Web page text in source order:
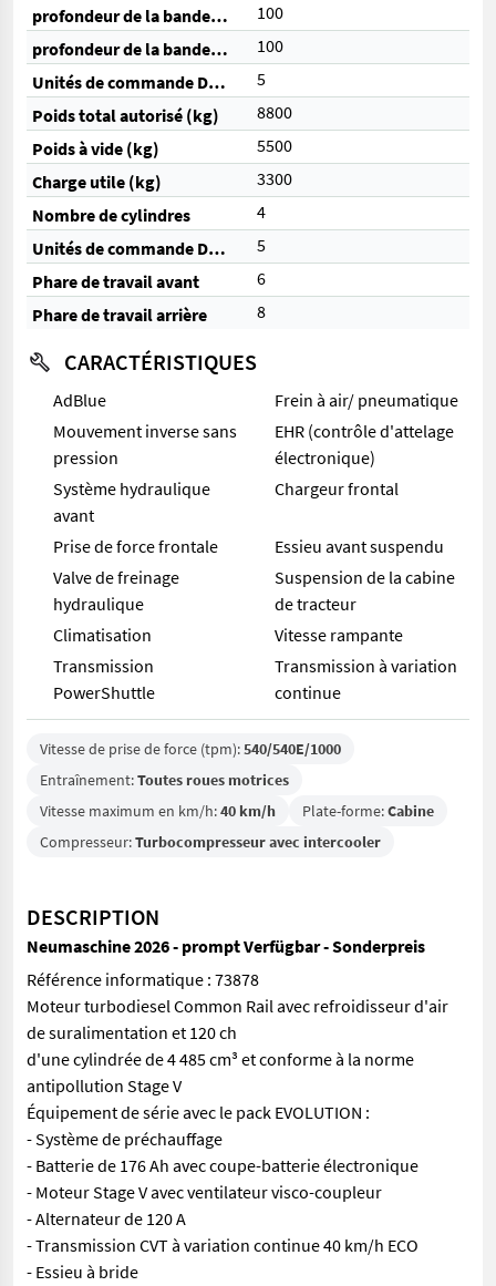
profondeur de la bande de roulement avant (%)
100
profondeur de la bande de roulement arrière (%)
100
Unités de commande DW (total)
5
Poids total autorisé (kg)
8800
Poids à vide (kg)
5500
Charge utile (kg)
3300
Nombre de cylindres
4
Unités de commande DW (électriques)
5
Phare de travail avant
6
Phare de travail arrière
8
CARACTÉRISTIQUES
AdBlue
Frein à air/ pneumatique
Mouvement inverse sans
pression
EHR (contrôle d'attelage
électronique)
Système hydraulique
avant
Chargeur frontal
Prise de force frontale
Essieu avant suspendu
Valve de freinage
hydraulique
Suspension de la cabine
de tracteur
Climatisation
Vitesse rampante
Transmission
PowerShuttle
Transmission à variation
continue
Vitesse de prise de force (tpm):540/540E/1000
Entraînement:Toutes roues motrices
Vitesse maximum en km/h:40 km/h Plate-forme:Cabine
Compresseur:Turbocompresseur avec intercooler
DESCRIPTION
Neumaschine 2026 - prompt Verfügbar - Sonderpreis
Référence informatique : 73878
Moteur turbodiesel Common Rail avec refroidisseur d'air
de suralimentation et 120 ch
d'une cylindrée de 4 485 cm³ et conforme à la norme
antipollution Stage V
Équipement de série avec le pack EVOLUTION :
- Système de préchauffage
- Batterie de 176 Ah avec coupe-batterie électronique
- Moteur Stage V avec ventilateur visco-coupleur
- Alternateur de 120 A
- Transmission CVT à variation continue 40 km/h ECO
- Essieu à bride